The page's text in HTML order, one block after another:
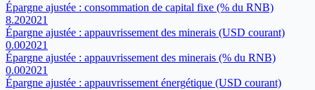
Épargne ajustée : consommation de capital fixe (% du RNB)
8.202021
Épargne ajustée : appauvrissement des minerais (USD courant)
0.002021
Épargne ajustée : appauvrissement des minerais (% du RNB)
0.002021
Épargne ajustée : appauvrissement énergétique (USD courant)